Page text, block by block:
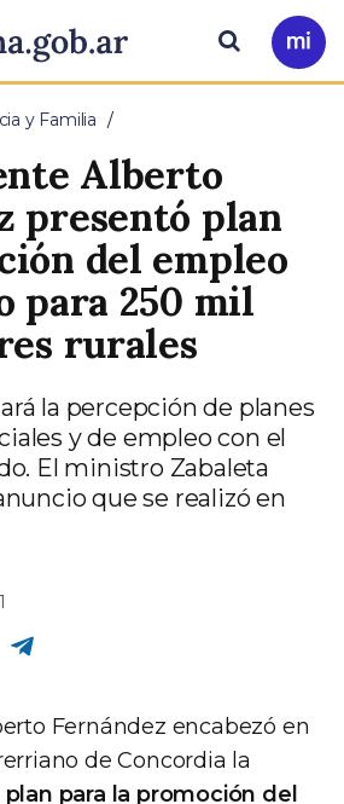
Ir
a
Buscar
y Familia
Alberto
presentó plan
del empleo
para 250 mil
rurales
la percepción de planes
y de empleo con el
El ministro Zabaleta
que se realizó en
Fernández encabezó en
de Concordia la
plan para la promoción del